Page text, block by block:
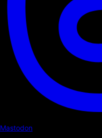
Mastodon